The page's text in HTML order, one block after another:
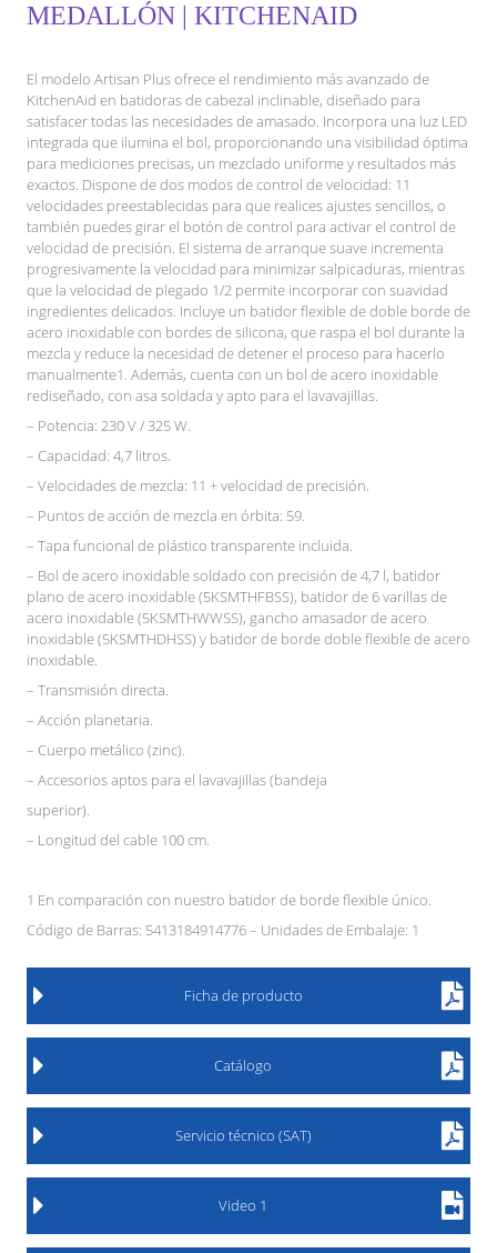
MEDALLÓN | KITCHENAID
El modelo Artisan Plus ofrece el rendimiento más avanzado de
KitchenAid en batidoras de cabezal inclinable, diseñado para
satisfacer todas las necesidades de amasado. Incorpora una luz LED
integrada que ilumina el bol, proporcionando una visibilidad óptima
para mediciones precisas, un mezclado uniforme y resultados más
exactos. Dispone de dos modos de control de velocidad: 11
velocidades preestablecidas para que realices ajustes sencillos, o
también puedes girar el botón de control para activar el control de
velocidad de precisión. El sistema de arranque suave incrementa
progresivamente la velocidad para minimizar salpicaduras, mientras
que la velocidad de plegado 1/2 permite incorporar con suavidad
ingredientes delicados. Incluye un batidor flexible de doble borde de
acero inoxidable con bordes de silicona, que raspa el bol durante la
mezcla y reduce la necesidad de detener el proceso para hacerlo
manualmente1. Además, cuenta con un bol de acero inoxidable
rediseñado, con asa soldada y apto para el lavavajillas.
– Potencia: 230 V / 325 W.
– Capacidad: 4,7 litros.
– Velocidades de mezcla: 11 + velocidad de precisión.
– Puntos de acción de mezcla en órbita: 59.
– Tapa funcional de plástico transparente incluida.
– Bol de acero inoxidable soldado con precisión de 4,7 l, batidor
plano de acero inoxidable (5KSMTHFBSS), batidor de 6 varillas de
acero inoxidable (5KSMTHWWSS), gancho amasador de acero
inoxidable (5KSMTHDHSS) y batidor de borde doble flexible de acero
inoxidable.
– Transmisión directa.
– Acción planetaria.
– Cuerpo metálico (zinc).
– Accesorios aptos para el lavavajillas (bandeja
superior).
– Longitud del cable 100 cm.
1 En comparación con nuestro batidor de borde flexible único.
Código de Barras: 5413184914776 – Unidades de Embalaje: 1
Ficha de producto
Catálogo
Servicio técnico (SAT)
Video 1